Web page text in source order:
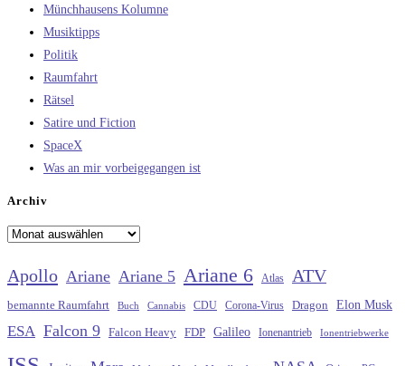
Münchhausens Kolumne
Musiktipps
Politik
Raumfahrt
Rätsel
Satire und Fiction
SpaceX
Was an mir vorbeigegangen ist
Archiv
Archiv
Apollo Ariane Ariane 5 Ariane 6 Atlas ATV
bemannte Raumfahrt Buch Cannabis CDU Corona-Virus Dragon Elon Musk
ESA Falcon 9 Falcon Heavy FDP Galileo Ionenantrieb Ionentriebwerke